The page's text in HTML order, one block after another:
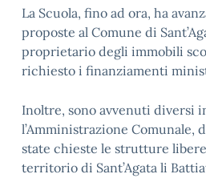
La Scuola, fino ad ora, ha
proposte al Comune di
proprietario degli immobili
richiesto i finanziamenti
Inoltre, sono avvenuti diversi
l’Amministrazione Comunale,
state chieste le strutture
territorio di Sant’Agata li